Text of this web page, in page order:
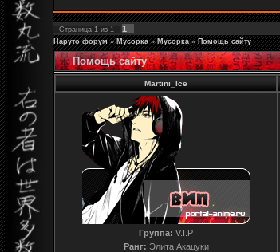
Страница 1 из 1 1
Наруто форум » Мусорка » Мусорка » Помощь сайту
Помощь сайту
Martini_Ice
Группа: V.I.P
Ранг: Элита Акацуки